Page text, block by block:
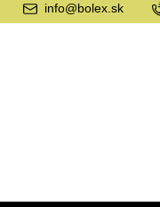
info@bolex.sk